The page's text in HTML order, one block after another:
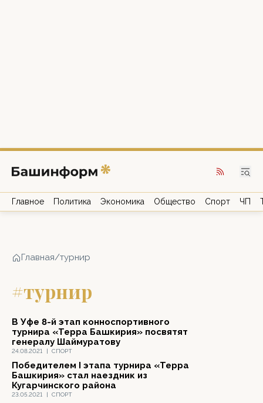
Главное Политика Экономика Общество Спорт ЧП
Главная/турнир
#турнир
24.08.2021 | СПОРТ
В Уфе 8-й этап конноспортивного
турнира «Терра Башкирия» посвятят
генералу Шаймуратову
23.05.2021 | СПОРТ
Победителем I этапа турнира «Терра
Башкирия» стал наездник из
Кугарчинского района